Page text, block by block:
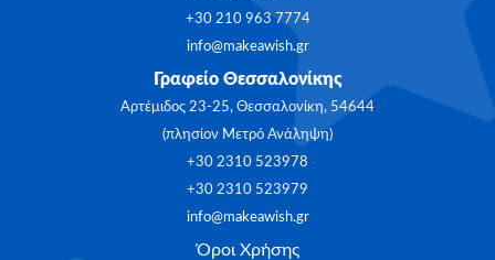
+30 210 963 7774
info@makeawish.gr
Γραφείο Θεσσαλονίκης
Αρτέμιδος 23-25, Θεσσαλονίκη, 54644
(πλησίον Μετρό Ανάληψη)
+30 2310 523978
+30 2310 523979
info@makeawish.gr
Όροι Χρήσης